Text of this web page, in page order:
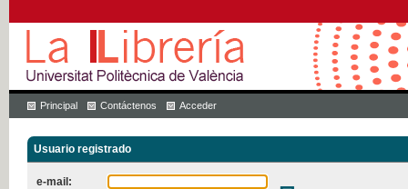
Principal Contáctenos Acceder
Usuario registrado
e-mail: